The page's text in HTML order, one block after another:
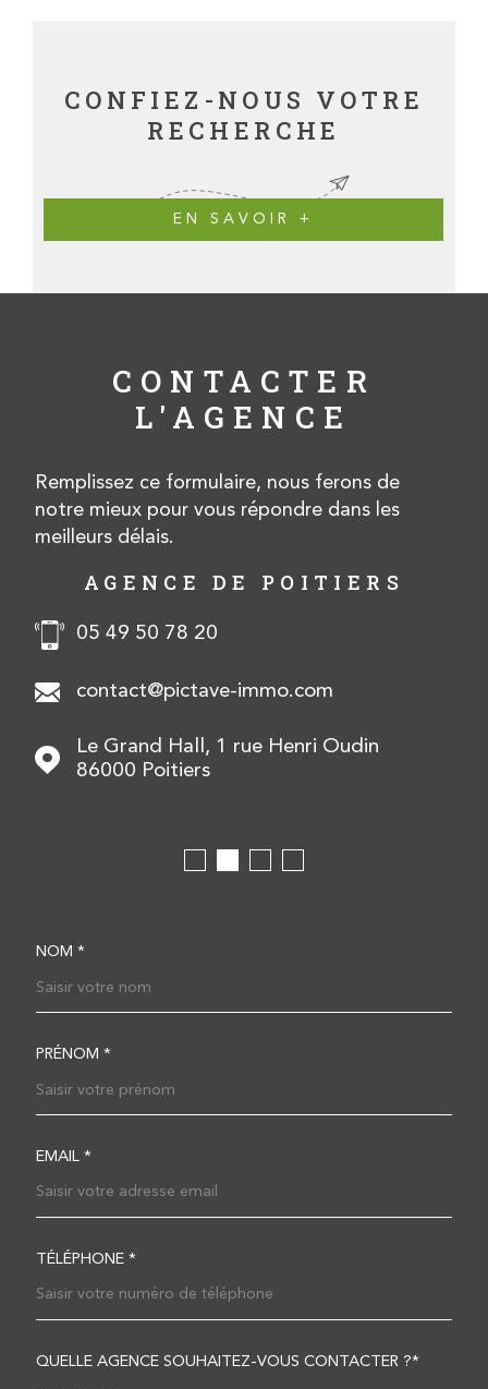
CONFIEZ-NOUS VOTRE
RECHERCHE
EN SAVOIR +
CONTACTER
L'AGENCE
Remplissez ce formulaire, nous ferons de
notre mieux pour vous répondre dans les
meilleurs délais.
AGENCE DE POITIERS
05 49 50 78 20
contact@pictave-immo.com
Le Grand Hall, 1 rue Henri Oudin
86000
Poitiers
NOM *
PRÉNOM *
EMAIL *
TÉLÉPHONE *
QUELLE AGENCE SOUHAITEZ-VOUS CONTACTER ?*